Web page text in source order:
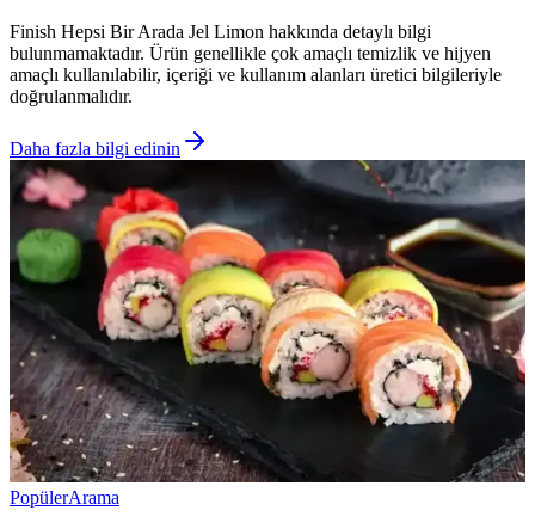
Finish Hepsi Bir Arada Jel Limon hakkında detaylı bilgi
bulunmamaktadır. Ürün genellikle çok amaçlı temizlik ve hijyen
amaçlı kullanılabilir, içeriği ve kullanım alanları üretici bilgileriyle
doğrulanmalıdır.
Daha fazla bilgi edinin
PopülerArama